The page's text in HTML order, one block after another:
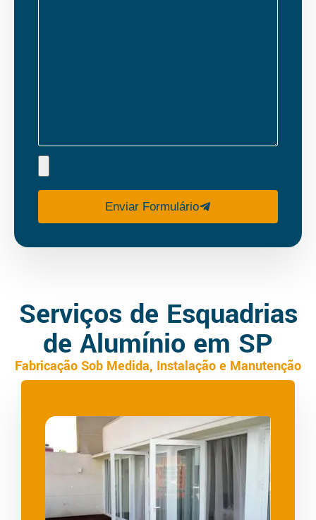
Enviar Formulário
Serviços de Esquadrias
de Alumínio em SP
Fabricação Sob Medida, Instalação e Manutenção